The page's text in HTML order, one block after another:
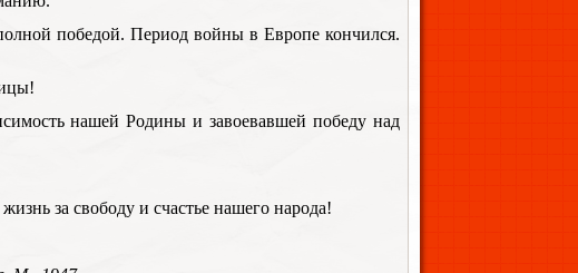
победой. Период войны в Европе кончился.
нашей Родины и завоевавшей победу над
за свободу и счастье нашего народа!